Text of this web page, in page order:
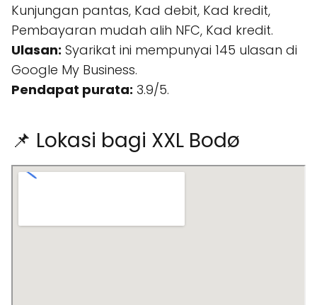
Kunjungan pantas, Kad debit, Kad kredit,
Pembayaran mudah alih NFC, Kad kredit.
Ulasan: Syarikat ini mempunyai 145 ulasan di
Google My Business.
Pendapat purata: 3.9/5.
📌 Lokasi bagi XXL Bodø